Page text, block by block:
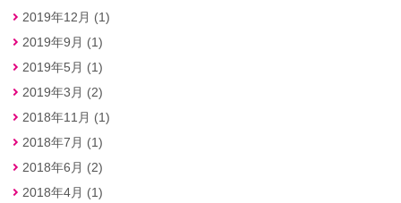
2019年12月 (1)
2019年9月 (1)
2019年5月 (1)
2019年3月 (2)
2018年11月 (1)
2018年7月 (1)
2018年6月 (2)
2018年4月 (1)